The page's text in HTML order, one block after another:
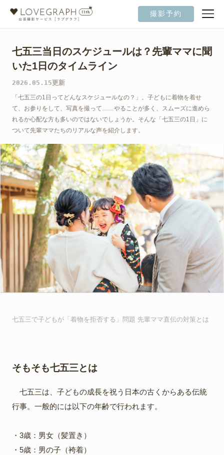
撮影予約
七五三当日のスケジュールは？先輩ママに聞
いた1日のタイムライン
2026.05.15更新
「七五三の1日ってどんなスケジュールなの？」。子どもに着物を着せ
て、お参りをして、写真を撮って……やることが多く、スムーズに進めら
れるか心配な方も多いのではないでしょうか。そんな「七五三の1日」に
ついて先輩ママたちのリアルな声を紹介します。
七五三で子どもが「着物を拒否する」問題 先輩ママ直伝の対策とは
そもそも七五三とは
七五三は、子どもの成長を祝う日本の古くからある伝統
行事。一般的には以下の年齢で行われます。
・3歳：男女（髪置き）
・5歳：男の子（袴着）